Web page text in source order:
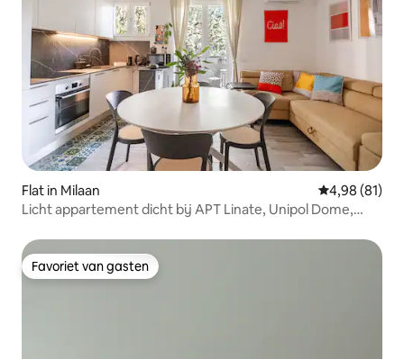
Flat in Milaan Gemiddelde
4,98 (81)
Licht appartement dicht bij APT Linate, Unipol Dome,
Favoriet van gasten
Favoriet van gasten